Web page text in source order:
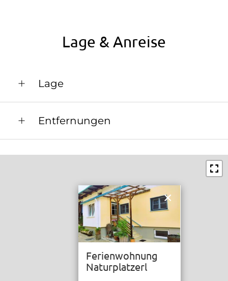
Doppelbett (Kingsize)
Lage & Anreise
Lage
Ortsrand
Entfernungen
Ortszentrum in 0.5 km
Restaurant in 0.5 km
Schwimmbad in 15 km
See / Teich in 10 km
Ferienwohnung
Naturplatzerl
×